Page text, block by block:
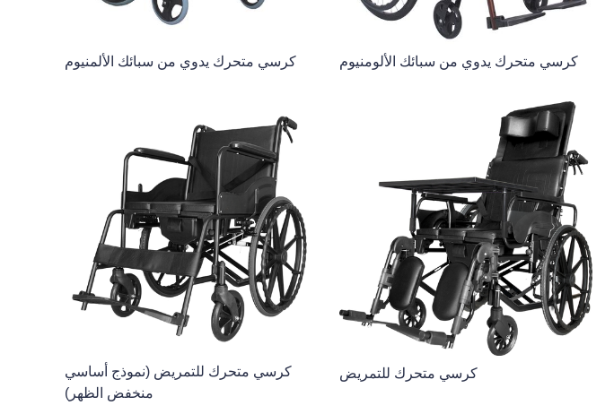
كرسي متحرك يدوي من سبائك الألمنيوم كرسي متحرك يدوي من سبائك الألومنيوم
كرسي متحرك للتمريض (نموذج أساسي
منخفض الظهر)
كرسي متحرك للتمريض